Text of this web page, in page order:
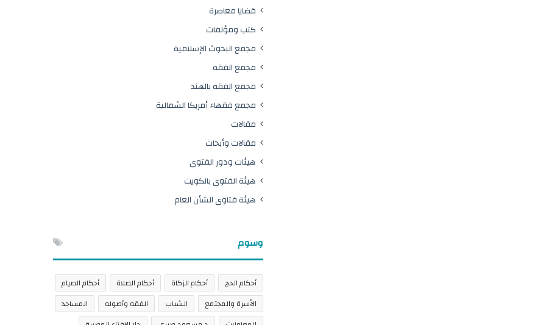
قضايا معاصرة
كتب ومؤلفات
مجمع البحوث الإسلامية
مجمع الفقه
مجمع الفقه بالهند
مجمع فقهاء أمريكا الشمالية
مقالات
مقالات وأبحاث
هيئات ودور الفتوى
هيئة الفتوى بالكويت
هيئة فتاوى الشأن العام
وسوم
أحكام الحج أحكام الزكاة أحكام الصلاة
أحكام الصيام
الأسرة والمجتمع
الشباب الفقه وأصوله
المساجد